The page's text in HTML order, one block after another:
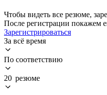
Чтобы видеть все резюме,
После регистрации покажем
Зарегистрироваться
За всё время
По соответствию
20 резюме